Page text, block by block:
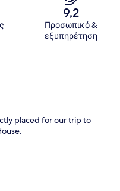
9,2
Προσωπικό &
εξυπηρέτηση
placed for our trip to